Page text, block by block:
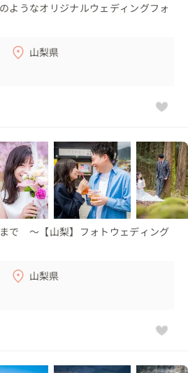
ようなオリジナルウェディングフォ
山梨県
で 〜【山梨】フォトウェディング
山梨県